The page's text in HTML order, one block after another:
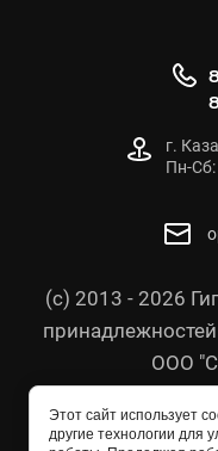
(с) 2013 - 2026
ООО
Согласие на
г.
Пн-Сб:
Этот сайт использует
другие технологии для